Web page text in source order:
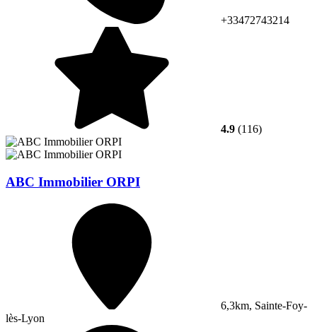
+33472743214
4.9 (116)
ABC Immobilier ORPI
6,3km, Sainte-Foy-
lès-Lyon